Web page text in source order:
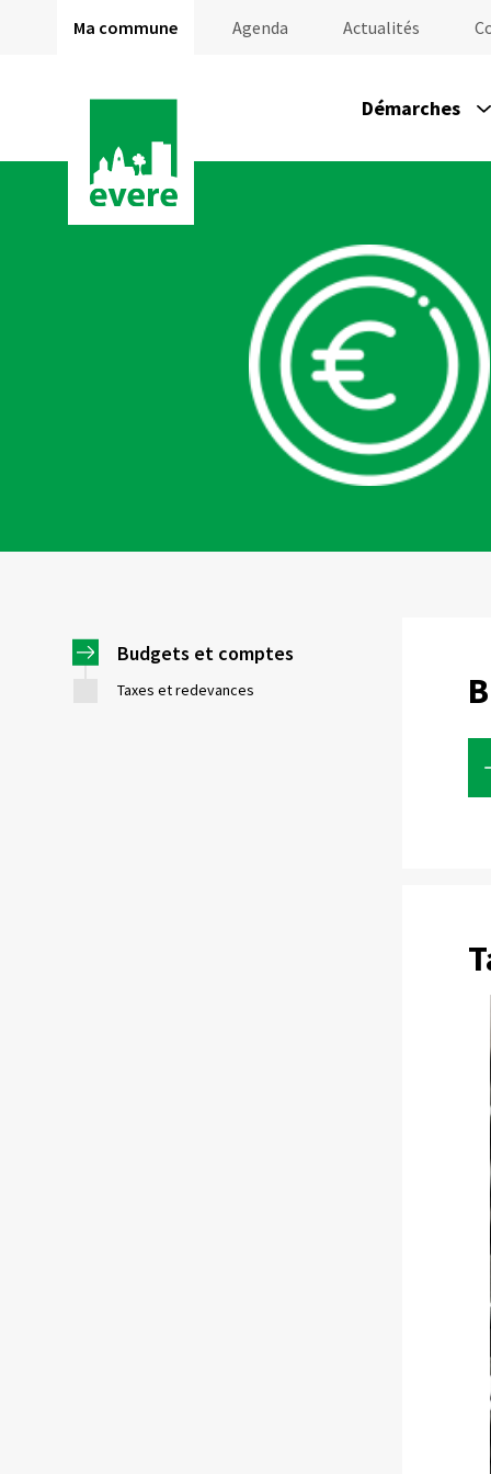
Ma commune Agenda Actualités
Démarches
Budgets et comptes
Taxes et redevances